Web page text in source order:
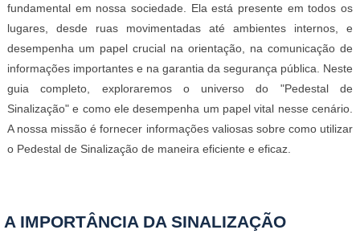
fundamental em nossa sociedade. Ela está presente em todos os
lugares, desde ruas movimentadas até ambientes internos, e
desempenha um papel crucial na orientação, na comunicação de
informações importantes e na garantia da segurança pública. Neste
guia completo, exploraremos o universo do "Pedestal de
Sinalização" e como ele desempenha um papel vital nesse cenário.
A nossa missão é fornecer informações valiosas sobre como utilizar
o Pedestal de Sinalização de maneira eficiente e eficaz.
A IMPORTÂNCIA DA SINALIZAÇÃO